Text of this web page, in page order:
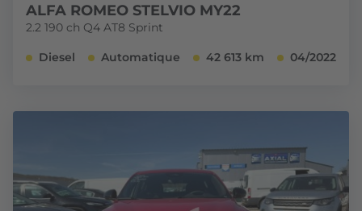
ALFA ROMEO STELVIO MY22
2.2 190 ch Q4 AT8 Sprint
Diesel Automatique 42 613 km 04/2022